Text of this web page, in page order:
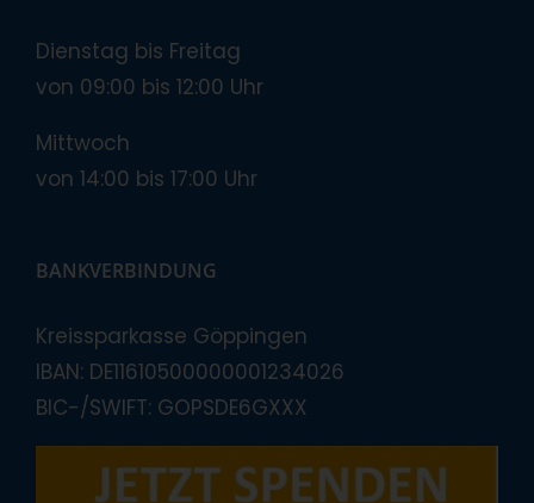
Dienstag bis Freitag
von 09:00 bis 12:00 Uhr
Mittwoch
von 14:00 bis 17:00 Uhr
BANKVERBINDUNG
Kreissparkasse Göppingen
IBAN: DE11610500000001234026
BIC-/SWIFT: GOPSDE6GXXX